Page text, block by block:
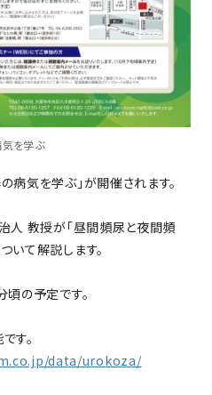
を学ぶ
気を学ぶ」が開催されます。
人 教授が「昼間頻尿と夜間頻
いて解説します。
の予定です。
す。
data/urokoza/